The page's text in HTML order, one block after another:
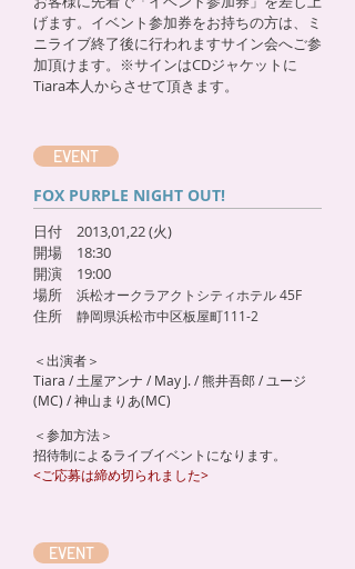
げます。イベント参加券をお持ちの方は、ミ
ニライブ終了後に行われますサイン会へご参
加頂けます。※サインはCDジャケットに
Tiara本人からさせて頂きます。
EVENT
FOX PURPLE NIGHT OUT!
日付 2013,01,22 (火)
開場 18:30
開演 19:00
場所 浜松オークラアクトシティホテル 45F
住所 静岡県浜松市中区板屋町111-2
＜出演者＞
Tiara / 土屋アンナ / May J. / 熊井吾郎 / ユージ
(MC) / 神山まりあ(MC)
＜参加方法＞
招待制によるライブイベントになります。
<ご応募は締め切られました>
EVENT